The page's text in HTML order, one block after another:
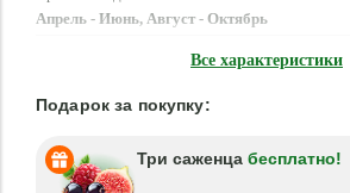
Апрель - Июнь, Август - Октябрь
Все характеристики
Подарок за покупку:
Три саженца бесплатно!